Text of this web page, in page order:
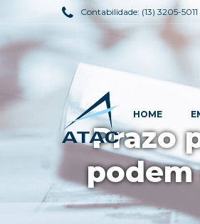
Contabilidade: (13) 3205-5011
HOME
Prazo